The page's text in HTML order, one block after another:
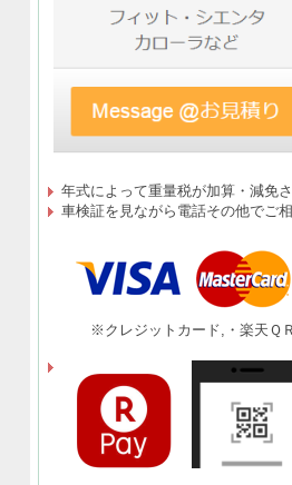
年式によって重量税が加算・減免
車検証を見ながら電話その他でご
※クレジットカード,・楽天Ｑ